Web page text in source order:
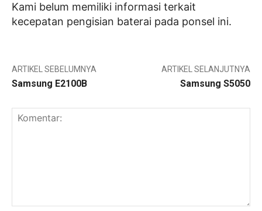
Kami belum memiliki informasi terkait
kecepatan pengisian baterai pada ponsel ini.
ARTIKEL SEBELUMNYA
Samsung E2100B
ARTIKEL SELANJUTNYA
Samsung S5050